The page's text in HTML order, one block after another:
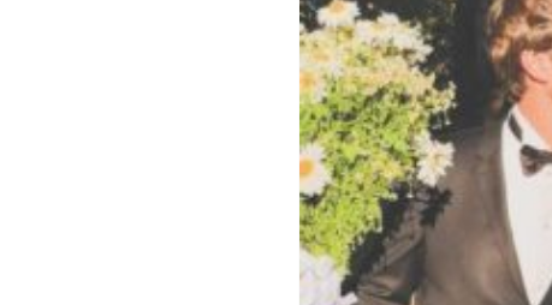
Η Συγκλονιστική
Μπρίτνεϊ Σπίαρς: Η